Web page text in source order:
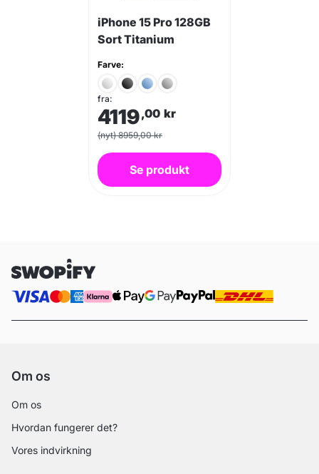
iPhone 15 Pro 128GB
Sort Titanium
Farve:
fra:
4119,00 kr
(nyt) 8959,00 kr
Se produkt
Om os
Om os
Hvordan fungerer det?
Vores indvirkning